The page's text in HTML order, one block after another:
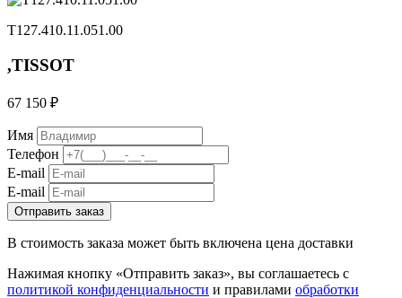
T127.410.11.051.00
,TISSOT
67 150 ₽
Имя
Телефон
E-mail
E-mail
Отправить заказ
В стоимость заказа может быть включена цена доставки
Нажимая кнопку «Отправить заказ», вы соглашаетесь с
политикой конфиденциальности и правилами обработки